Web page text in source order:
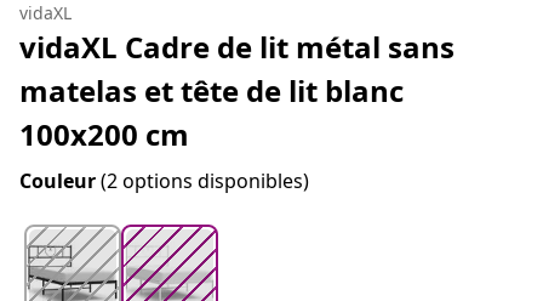
vidaXL
vidaXL Cadre de lit métal sans
matelas et tête de lit blanc
100x200 cm
Couleur(2 options disponibles)